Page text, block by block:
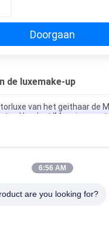
Doorgaan
de luxemake-up
van het geithaar de
Handvat/
borstel van de
Dicht Donker Bruin XGF-
van de luxekunstenaar
6:56 AM
are you looking for?